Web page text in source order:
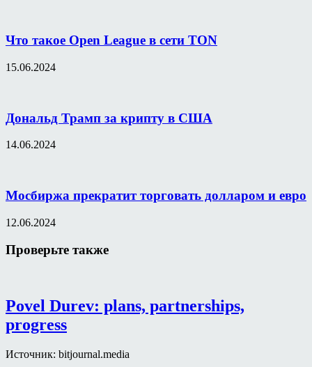
Что такое Open League в сети TON
15.06.2024
Дональд Трамп за крипту в США
14.06.2024
Мосбиржа прекратит торговать долларом и евро
12.06.2024
Проверьте также
Povel Durev: plans, partnerships,
progress
Источник: bitjournal.media